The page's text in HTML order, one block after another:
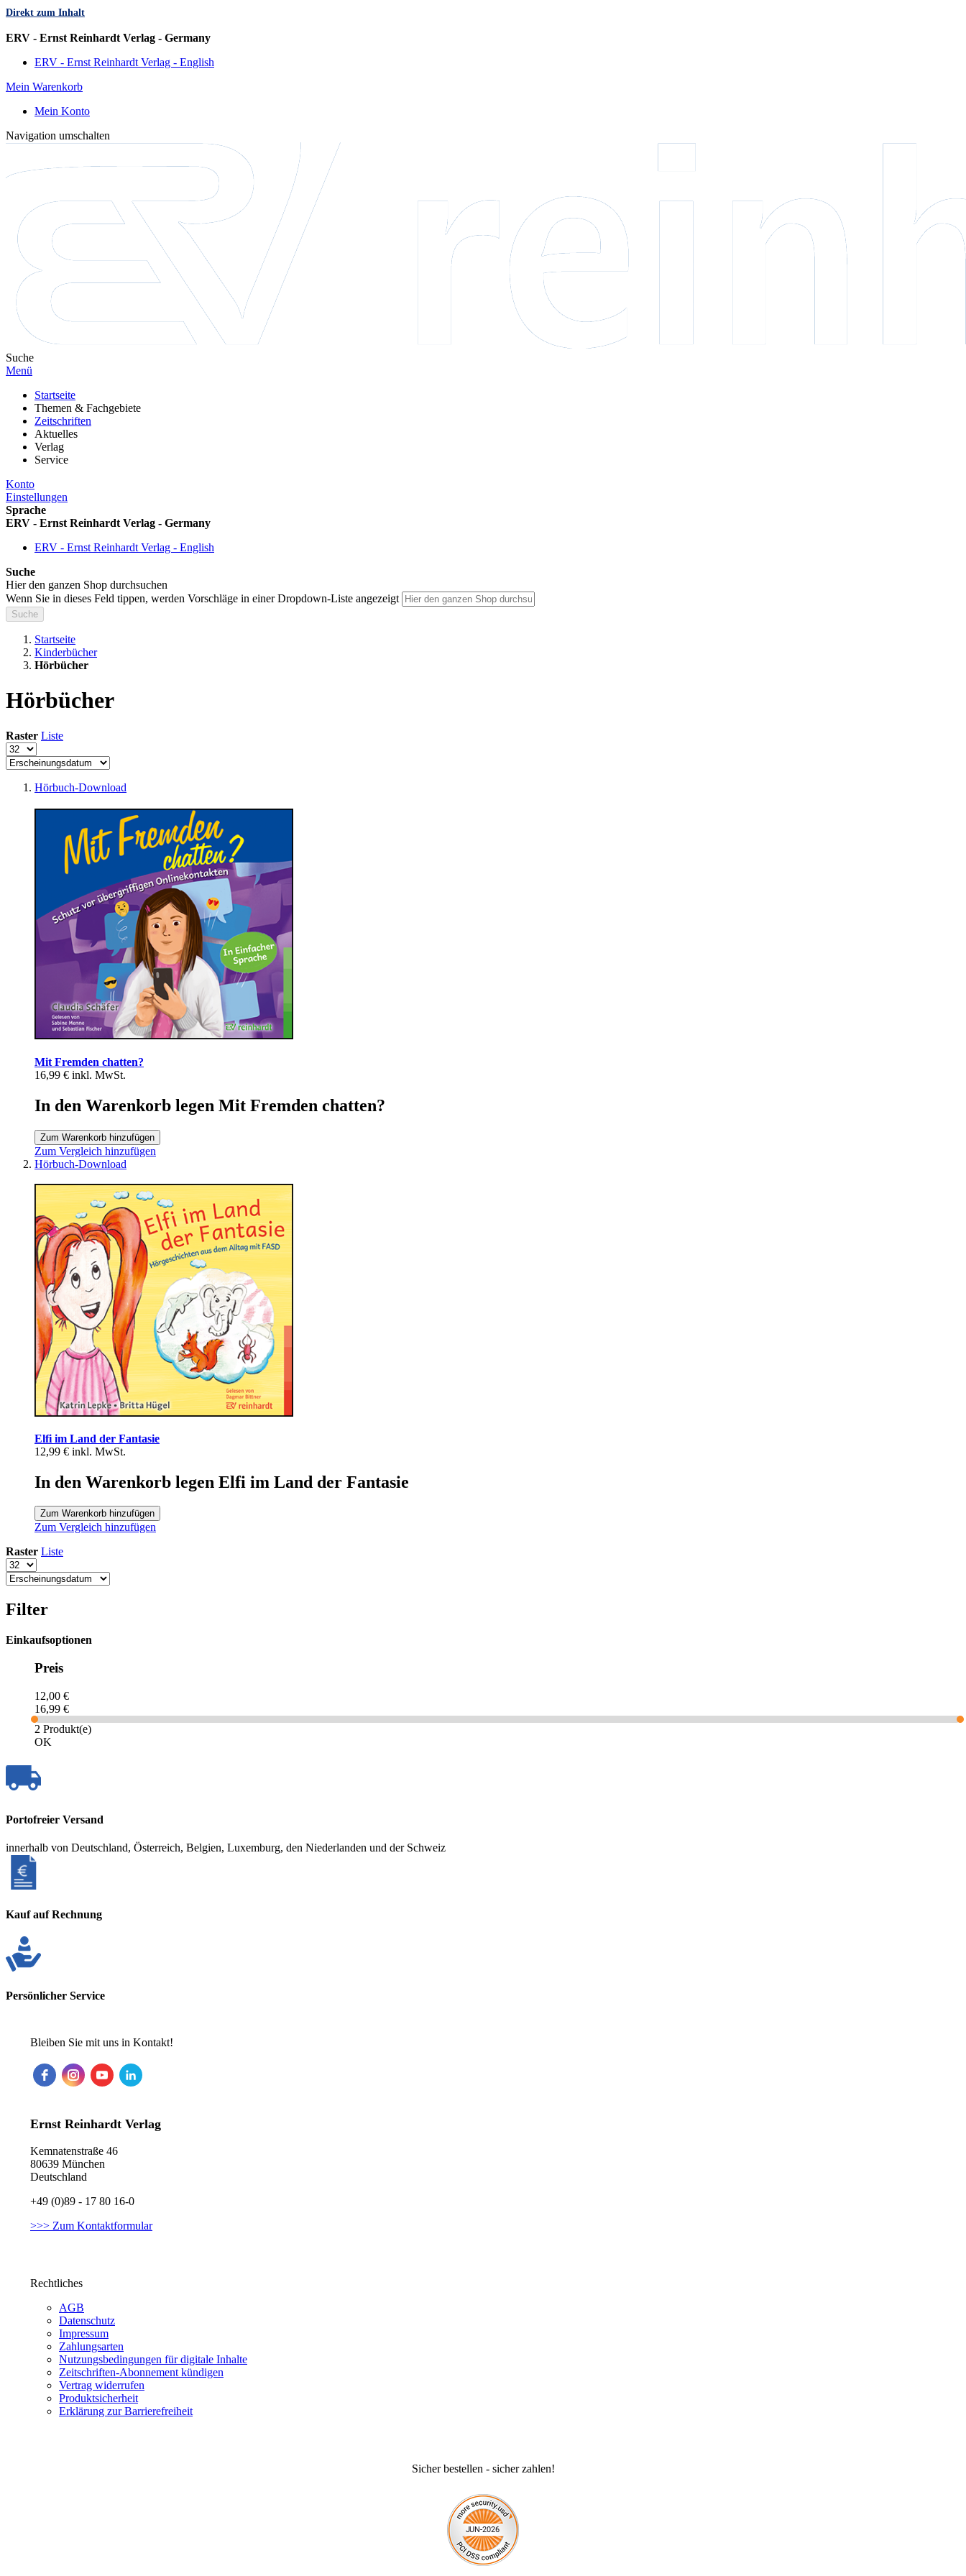
Direkt zum Inhalt
ERV - Ernst Reinhardt Verlag - Germany
ERV - Ernst Reinhardt Verlag - English
Mein Warenkorb
Mein Konto
Navigation umschalten
Suche
Menü
Startseite
Themen & Fachgebiete
Zeitschriften
Aktuelles
Verlag
Service
Konto
Einstellungen
Sprache
ERV - Ernst Reinhardt Verlag - Germany
ERV - Ernst Reinhardt Verlag - English
Suche
Hier den ganzen Shop durchsuchen
Wenn Sie in dieses Feld tippen, werden Vorschläge in einer Dropdown-Liste angezeigt
Suche
Startseite
Kinderbücher
Hörbücher
Hörbücher
Raster Liste
Hörbuch-Download
Mit Fremden chatten?
16,99 € inkl. MwSt.
In den Warenkorb legen Mit Fremden chatten?
Zum Warenkorb hinzufügen
Zum Vergleich hinzufügen
Hörbuch-Download
Elfi im Land der Fantasie
12,99 € inkl. MwSt.
In den Warenkorb legen Elfi im Land der Fantasie
Zum Warenkorb hinzufügen
Zum Vergleich hinzufügen
Raster Liste
Filter
Einkaufsoptionen
Preis
12,00 €
16,99 €
2 Produkt(e)
OK
Portofreier Versand
innerhalb von Deutschland, Österreich, Belgien, Luxemburg, den Niederlanden und der Schweiz
Kauf auf Rechnung
Persönlicher Service
Bleiben Sie mit uns in Kontakt!
Ernst Reinhardt Verlag
Kemnatenstraße 46
80639 München
Deutschland
+49 (0)89 - 17 80 16-0
>>> Zum Kontaktformular
Rechtliches
AGB
Datenschutz
Impressum
Zahlungsarten
Nutzungsbedingungen für digitale Inhalte
Zeitschriften-Abonnement kündigen
Vertrag widerrufen
Produktsicherheit
Erklärung zur Barrierefreiheit
Sicher bestellen - sicher zahlen!